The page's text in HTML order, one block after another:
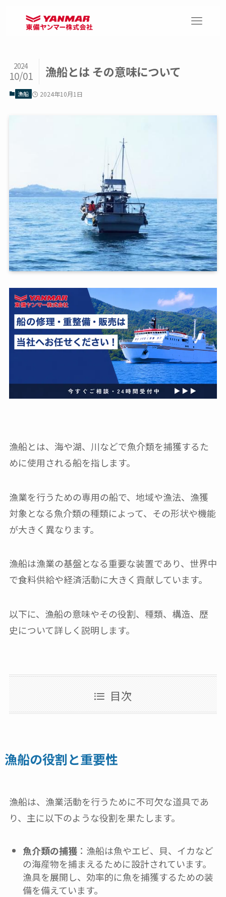
漁船とは その意味について
2024
10/01
漁船 2024年10月1日
漁船とは、海や湖、川などで魚介類を捕獲するた
めに使用される船を指します。
漁業を行うための専用の船で、地域や漁法、漁獲
対象となる魚介類の種類によって、その形状や機能
が大きく異なります。
漁船は漁業の基盤となる重要な装置であり、世界中
で食料供給や経済活動に大きく貢献しています。
以下に、漁船の意味やその役割、種類、構造、歴
史について詳しく説明します。
目次
漁船の役割と重要性
漁船は、漁業活動を行うために不可欠な道具であ
り、主に以下のような役割を果たします。
魚介類の捕獲：漁船は魚やエビ、貝、イカなど
の海産物を捕まえるために設計されています。
漁具を展開し、効率的に魚を捕獲するための装
備を備えています。